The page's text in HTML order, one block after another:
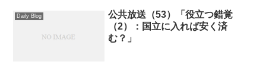
Daily Blog
公共放送（53）「役立つ錯覚
（2）：国立に入れば安く済
む？」